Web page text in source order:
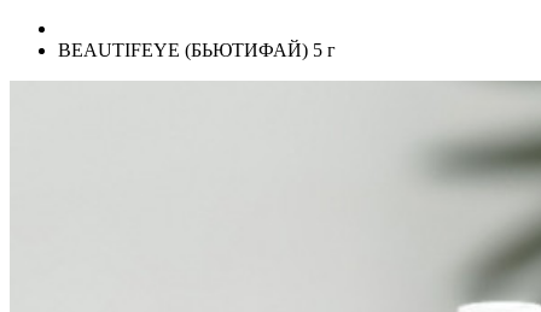
BEAUTIFEYE (БЬЮТИФАЙ) 5 г